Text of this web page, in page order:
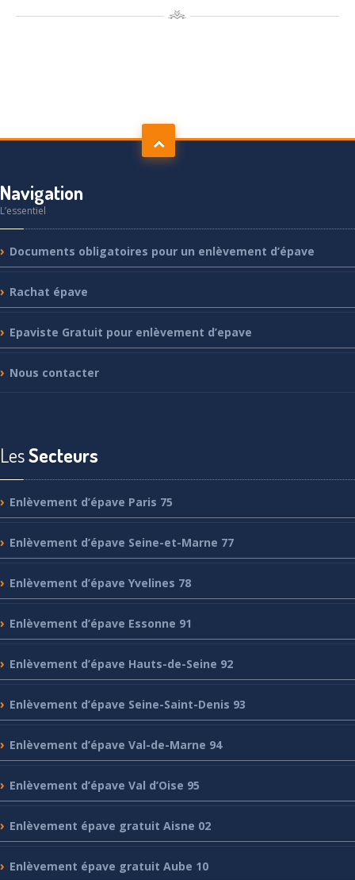
Navigation
L’essentiel
Documents obligatoires pour un enlèvement d’épave
Rachat épave
Epaviste Gratuit pour enlèvement d’epave
Nous contacter
LesSecteurs
Enlèvement d’épave Paris 75
Enlèvement d’épave Seine-et-Marne 77
Enlèvement d’épave Yvelines 78
Enlèvement d’épave Essonne 91
Enlèvement d’épave Hauts-de-Seine 92
Enlèvement d’épave Seine-Saint-Denis 93
Enlèvement d’épave Val-de-Marne 94
Enlèvement d’épave Val d’Oise 95
Enlèvement épave gratuit Aisne 02
Enlèvement épave gratuit Aube 10